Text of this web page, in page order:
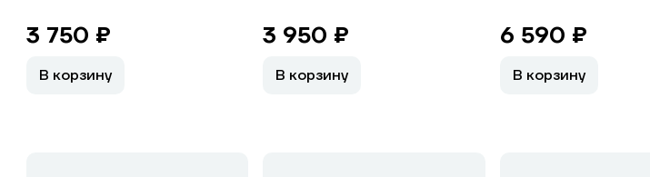
3 750 ₽
В корзину
3 950 ₽
В корзину
6 590 ₽
В корзину